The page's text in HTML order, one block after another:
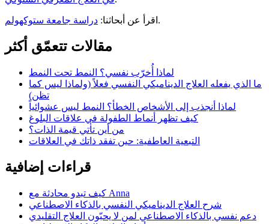
اقرأ عن أبحاثنا: دراسة جامعة ستوكهولم .
مقالات تتعمّق أكثر
لماذا أُخرّب نفسي؟ النمط تحت النمط
ما الذي يفعله العلاج الديناميكي النفسي فعلاً (ولماذا ليس كما
تظن)
لماذا أنجذب إلى الأشخاص الخطأ؟ النمط ليس عشوائياً
كيف تظهر أنماط الطفولة في علاقات البلوغ
من أين تأتي قيمة الذات؟
التبعية العاطفية: حين تفقد ذاتك في العلاقات
قراءات إضافية
كيف تبدو محادثة مع Anna
شرح العلاج الديناميكي النفسي بالذكاء الاصطناعي
دعم نفسي بالذكاء الاصطناعي لمن لا يحبّون العلاج التقليدي